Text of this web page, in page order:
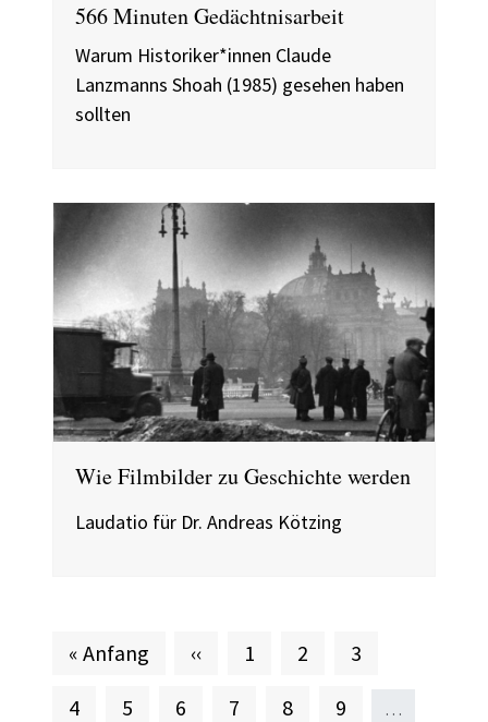
566 Minuten Gedächtnisarbeit
Warum Historiker*innen Claude
Lanzmanns Shoah (1985) gesehen haben
sollten
Wie Filmbilder zu Geschichte werden
Laudatio für Dr. Andreas Kötzing
Erste Seite
« Anfang Vorherige Seite
‹‹ Seite
1 Aktuelle Seite
2 Seite
3
Seite
4 Seite
5 Seite
6 Seite
7 Seite
8 Seite
9 …